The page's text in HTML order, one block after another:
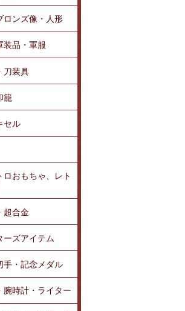
ロンズ像・人形
装品・軍服
刀装具
籠
セル
ロおもちゃ、レト
超合金
ーズアイテム
手・記念メダル
腕時計・ライター